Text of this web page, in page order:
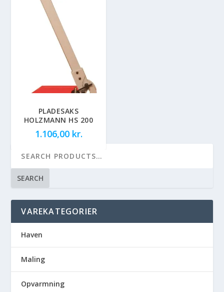
PLADESAKS
HOLZMANN HS 200
1.106,00 kr.
SEARCH
VAREKATEGORIER
Haven
Maling
Opvarmning